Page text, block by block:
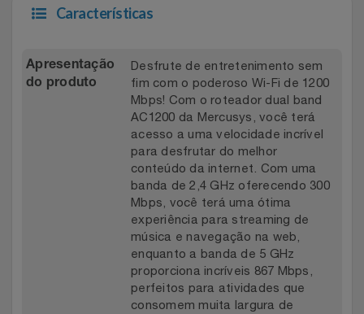
Saúde E Bem-Estar
The Bar
Características
Apresentação
do produto
Desfrute de entretenimento sem
fim com o poderoso Wi-Fi de 1200
Mbps! Com o roteador dual band
AC1200 da Mercusys, você terá
acesso a uma velocidade incrível
para desfrutar do melhor
conteúdo da internet. Com uma
banda de 2,4 GHz oferecendo 300
Mbps, você terá uma ótima
experiência para streaming de
música e navegação na web,
enquanto a banda de 5 GHz
proporciona incríveis 867 Mbps,
perfeitos para atividades que
consomem muita largura de